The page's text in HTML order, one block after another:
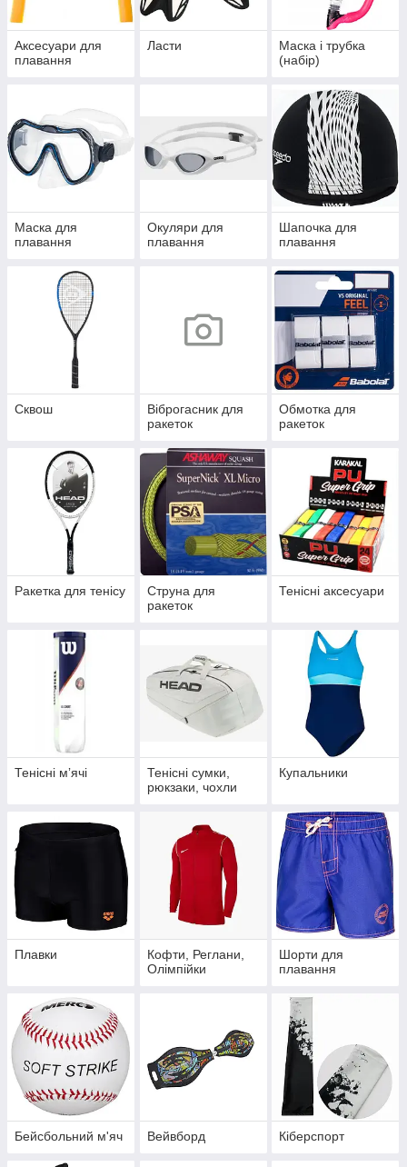
Аксесуари для
плавання
Ласти
Маска і трубка
(набір)
Маска для
плавання
Окуляри для
плавання
Шапочка для
плавання
Сквош
Віброгасник для
ракеток
Обмотка для
ракеток
Ракетка для тенісу
Струна для
ракеток
Тенісні аксесуари
Тенісні мʼячі
Тенісні сумки,
рюкзаки, чохли
Купальники
Плавки
Кофти, Реглани,
Олімпійки
Шорти для
плавання
Бейсбольний м'яч Вейвборд Кіберспорт